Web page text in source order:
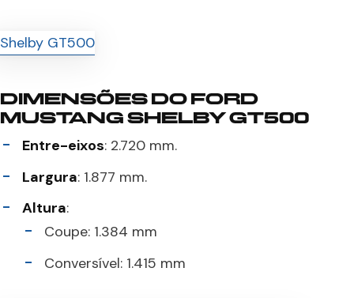
DIMENSÕES DO FORD
MUSTANG SHELBY GT500
Entre-eixos: 2.720 mm.
Largura: 1.877 mm.
Altura:
Coupe: 1.384 mm
Conversível: 1.415 mm